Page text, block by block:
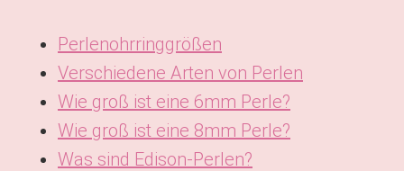
Perlenohrringgrößen
Verschiedene Arten von Perlen
Wie groß ist eine 6mm Perle?
Wie groß ist eine 8mm Perle?
Was sind Edison-Perlen?